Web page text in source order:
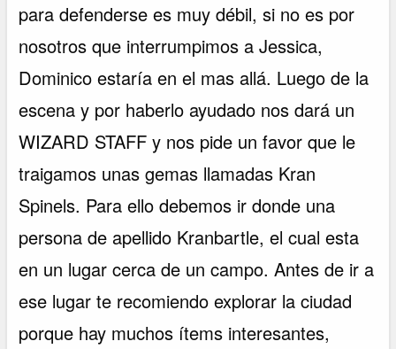
para defenderse es muy débil, si no es por
nosotros que interrumpimos a Jessica,
Dominico estaría en el mas allá. Luego de la
escena y por haberlo ayudado nos dará un
WIZARD STAFF y nos pide un favor que le
traigamos unas gemas llamadas Kran
Spinels. Para ello debemos ir donde una
persona de apellido Kranbartle, el cual esta
en un lugar cerca de un campo. Antes de ir a
ese lugar te recomiendo explorar la ciudad
porque hay muchos ítems interesantes,